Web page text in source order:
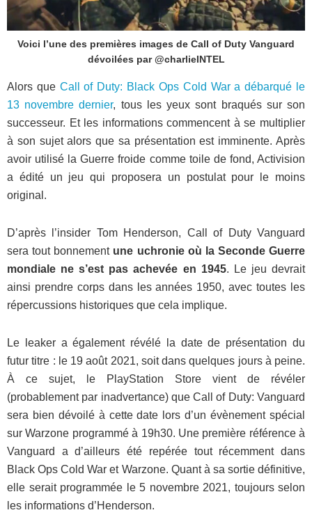
Voici l’une des premières images de Call of Duty Vanguard
dévoilées par @charlieINTEL
Alors que Call of Duty: Black Ops Cold War a débarqué le
13 novembre dernier, tous les yeux sont braqués sur son
successeur. Et les informations commencent à se multiplier
à son sujet alors que sa présentation est imminente. Après
avoir utilisé la Guerre froide comme toile de fond, Activision
a édité un jeu qui proposera un postulat pour le moins
original.
D’après l’insider Tom Henderson, Call of Duty Vanguard
sera tout bonnement une uchronie où la Seconde Guerre
mondiale ne s’est pas achevée en 1945. Le jeu devrait
ainsi prendre corps dans les années 1950, avec toutes les
répercussions historiques que cela implique.
Le leaker a également révélé la date de présentation du
futur titre : le 19 août 2021, soit dans quelques jours à peine.
À ce sujet, le PlayStation Store vient de révéler
(probablement par inadvertance) que Call of Duty: Vanguard
sera bien dévoilé à cette date lors d’un évènement spécial
sur Warzone programmé à 19h30. Une première référence à
Vanguard a d’ailleurs été repérée tout récemment dans
Black Ops Cold War et Warzone. Quant à sa sortie définitive,
elle serait programmée le 5 novembre 2021, toujours selon
les informations d’Henderson.